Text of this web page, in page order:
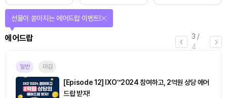
3 /
4
에어드랍
선물이 쏟아지는 에어드랍 이벤트!
일반 마감
[Episode 12] IXO™2024 참여하고, 2억원 상당 에어
드랍 받자!